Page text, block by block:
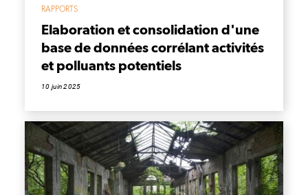
RAPPORTS
Elaboration et consolidation d'une
base de données corrélant activités
et polluants potentiels
10 juin 2025